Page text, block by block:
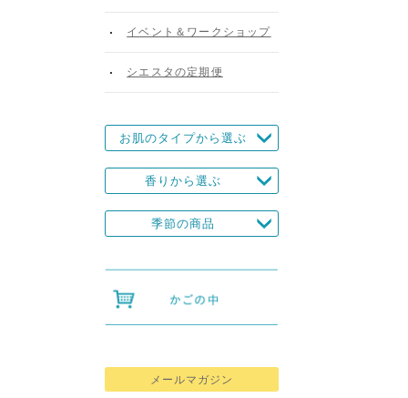
イベント＆ワークショップ
シエスタの定期便
お肌のタイプから選ぶ
香りから選ぶ
季節の商品
メールマガジン